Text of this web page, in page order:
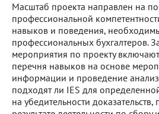
Масштаб проекта направлен на
профессиональной
навыков и поведения,
профессиональных бухгалтеров.
мероприятия по проекту
перечня навыков на основе
информации и проведение
подходят ли IES для
на убедительности